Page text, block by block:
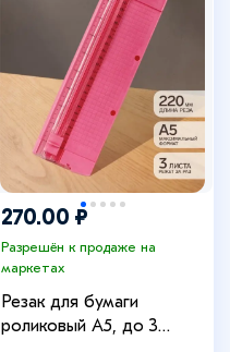
270.00 ₽
Разрешён к продаже на
маркетах
Резак для бумаги
роликовый А5, до 3